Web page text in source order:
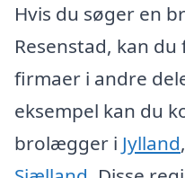
Hvis du søger en
Resenstad, kan
firmaer i andre
eksempel kan du
brolægger i Jylland